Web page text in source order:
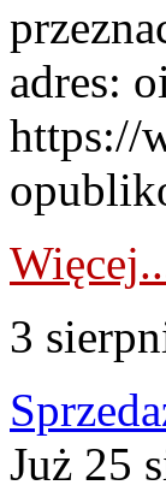
adres:
https://
3
Już 25